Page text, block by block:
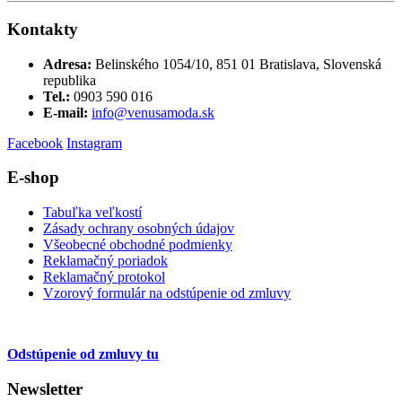
Kontakty
Adresa: Belinského 1054/10, 851 01 Bratislava, Slovenská
republika
Tel.: 0903 590 016
E-mail: info@venusamoda.sk
Facebook Instagram
E-shop
Tabuľka veľkostí
Zásady ochrany osobných údajov
Všeobecné obchodné podmienky
Reklamačný poriadok
Reklamačný protokol
Vzorový formulár na odstúpenie od zmluvy
Odstúpenie od zmluvy tu
Newsletter